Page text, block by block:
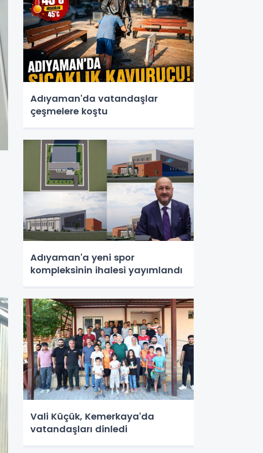
Adıyaman'da vatandaşlar
çeşmelere koştu
Adıyaman'a yeni spor
kompleksinin ihalesi yayımlandı
Vali Küçük, Kemerkaya'da
vatandaşları dinledi